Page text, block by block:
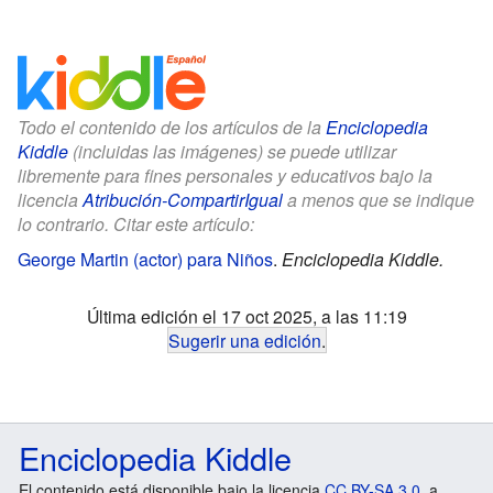
Todo el contenido de los artículos de la Enciclopedia
Kiddle (incluidas las imágenes) se puede utilizar
libremente para fines personales y educativos bajo la
licenciaAtribución-CompartirIguala menos que se indique
lo contrario. Citar este artículo:
George Martin (actor) para Niños. Enciclopedia Kiddle.
Última edición el 17 oct 2025, a las 11:19
Sugerir una edición.
Enciclopedia Kiddle